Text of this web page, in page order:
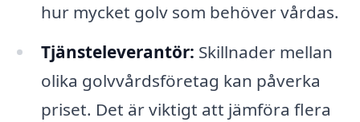
hur mycket golv som behöver vårdas.
Tjänsteleverantör: Skillnader mellan
olika golvvårdsföretag kan påverka
priset. Det är viktigt att jämföra flera